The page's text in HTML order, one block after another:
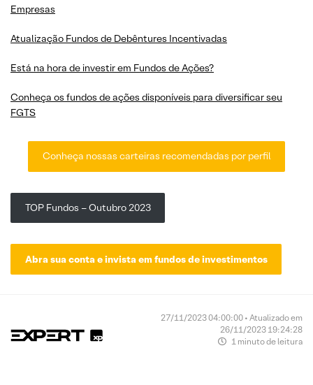
Empresas
Atualização Fundos de Debêntures Incentivadas
Está na hora de investir em Fundos de Ações?
Conheça os fundos de ações disponíveis para diversificar seu
FGTS
Conheça nossas carteiras recomendadas por perfil
TOP Fundos – Outubro 2023
Abra sua conta e invista em fundos de investimentos
27/11/2023 04:00:00 • Atualizado em
26/11/2023 19:24:28
1 minuto de leitura